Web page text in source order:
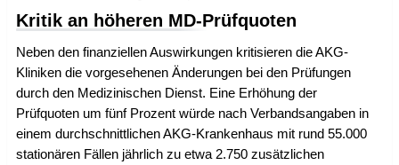
Kritik an höheren MD-Prüfquoten
Neben den finanziellen Auswirkungen kritisieren die AKG-
Kliniken die vorgesehenen Änderungen bei den Prüfungen
durch den Medizinischen Dienst. Eine Erhöhung der
Prüfquoten um fünf Prozent würde nach Verbandsangaben in
einem durchschnittlichen AKG-Krankenhaus mit rund 55.000
stationären Fällen jährlich zu etwa 2.750 zusätzlichen